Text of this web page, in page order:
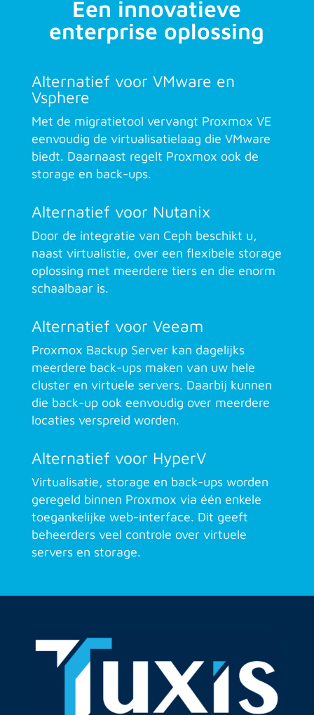
Een innovatieve
enterprise oplossing
Alternatief voor VMware en
Vsphere
Met de migratietool vervangt Proxmox VE
eenvoudig de virtualisatielaag die VMware
biedt. Daarnaast regelt Proxmox ook de
storage en back-ups.
Alternatief voor Nutanix
Door de integratie van Ceph beschikt u,
naast virtualistie, over een flexibele storage
oplossing met meerdere tiers en die enorm
schaalbaar is.
Alternatief voor Veeam
Proxmox Backup Server kan dagelijks
meerdere back-ups maken van uw hele
cluster en virtuele servers. Daarbij kunnen
die back-up ook eenvoudig over meerdere
locaties verspreid worden.
Alternatief voor HyperV
Virtualisatie, storage en back-ups worden
geregeld binnen Proxmox via één enkele
toegankelijke web-interface. Dit geeft
beheerders veel controle over virtuele
servers en storage.